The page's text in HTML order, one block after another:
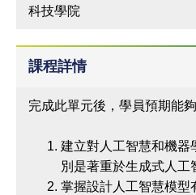
科技學院
課程詳情
完成此單元後，學員預期能夠
建立對人工智慧和機器
別是著重於生成式人工
掌握設計人工智慧模型